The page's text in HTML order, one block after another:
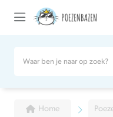
Home